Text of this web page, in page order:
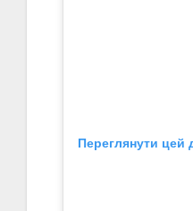
Переглянути цей